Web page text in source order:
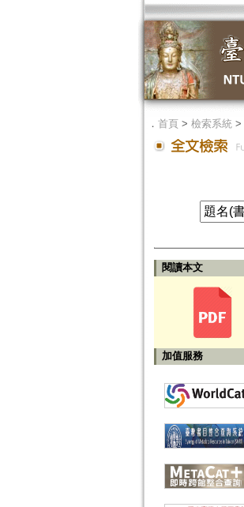
． 首頁> 檢索系統>
閱讀本文
加值服務